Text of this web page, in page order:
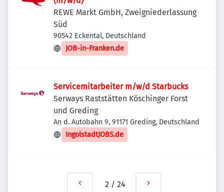
REWE Markt GmbH, Zweigniederlassung
Süd
90542 Eckental, Deutschland
JOB-in-Franken.de
Servicemitarbeiter m/w/d Starbucks
Serways Raststätten Köschinger Forst
und Greding
An d. Autobahn 9, 91171 Greding, Deutschland
IngolstadtJOBS.de
2 / 24